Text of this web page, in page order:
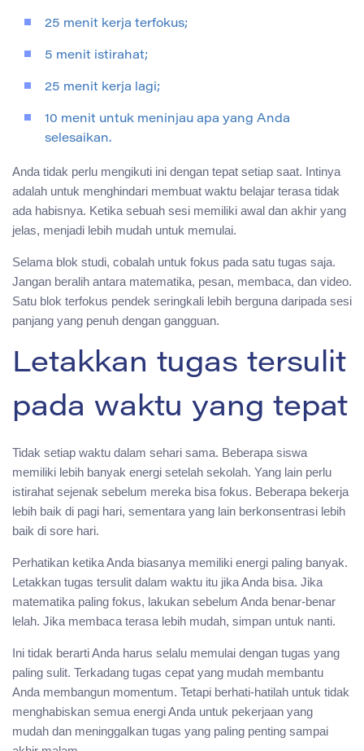
25 menit kerja terfokus;
5 menit istirahat;
25 menit kerja lagi;
10 menit untuk meninjau apa yang Anda
selesaikan.
Anda tidak perlu mengikuti ini dengan tepat setiap saat. Intinya
adalah untuk menghindari membuat waktu belajar terasa tidak
ada habisnya. Ketika sebuah sesi memiliki awal dan akhir yang
jelas, menjadi lebih mudah untuk memulai.
Selama blok studi, cobalah untuk fokus pada satu tugas saja.
Jangan beralih antara matematika, pesan, membaca, dan video.
Satu blok terfokus pendek seringkali lebih berguna daripada sesi
panjang yang penuh dengan gangguan.
Letakkan tugas tersulit
pada waktu yang tepat
Tidak setiap waktu dalam sehari sama. Beberapa siswa
memiliki lebih banyak energi setelah sekolah. Yang lain perlu
istirahat sejenak sebelum mereka bisa fokus. Beberapa bekerja
lebih baik di pagi hari, sementara yang lain berkonsentrasi lebih
baik di sore hari.
Perhatikan ketika Anda biasanya memiliki energi paling banyak.
Letakkan tugas tersulit dalam waktu itu jika Anda bisa. Jika
matematika paling fokus, lakukan sebelum Anda benar-benar
lelah. Jika membaca terasa lebih mudah, simpan untuk nanti.
Ini tidak berarti Anda harus selalu memulai dengan tugas yang
paling sulit. Terkadang tugas cepat yang mudah membantu
Anda membangun momentum. Tetapi berhati-hatilah untuk tidak
menghabiskan semua energi Anda untuk pekerjaan yang
mudah dan meninggalkan tugas yang paling penting sampai